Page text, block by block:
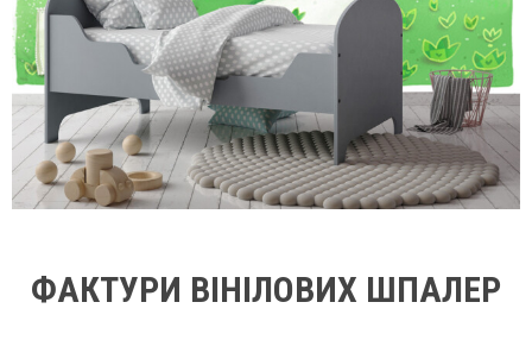
ФАКТУРИ ВІНІЛОВИХ ШПАЛЕР